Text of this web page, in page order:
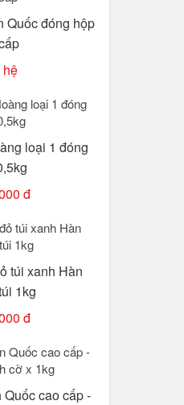
Quốc đóng hộp
hệ
loại 1 đóng
đ
túi xanh Hàn
1kg
đ
cao cấp -